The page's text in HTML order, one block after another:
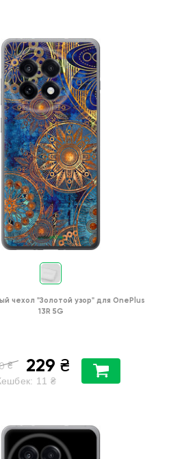
чехол "Золотой узор" для OnePlus
13R 5G
₴ 229 ₴
11 ₴